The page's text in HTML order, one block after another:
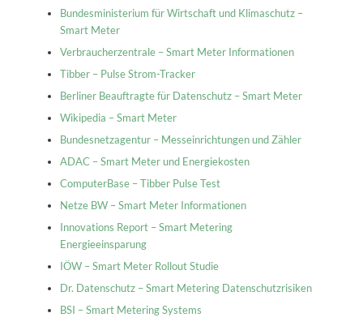
Bundesministerium für Wirtschaft und Klimaschutz –
Smart Meter
Verbraucherzentrale – Smart Meter Informationen
Tibber – Pulse Strom-Tracker
Berliner Beauftragte für Datenschutz – Smart Meter
Wikipedia – Smart Meter
Bundesnetzagentur – Messeinrichtungen und Zähler
ADAC – Smart Meter und Energiekosten
ComputerBase – Tibber Pulse Test
Netze BW – Smart Meter Informationen
Innovations Report – Smart Metering
Energieeinsparung
IÖW – Smart Meter Rollout Studie
Dr. Datenschutz – Smart Metering Datenschutzrisiken
BSI – Smart Metering Systems